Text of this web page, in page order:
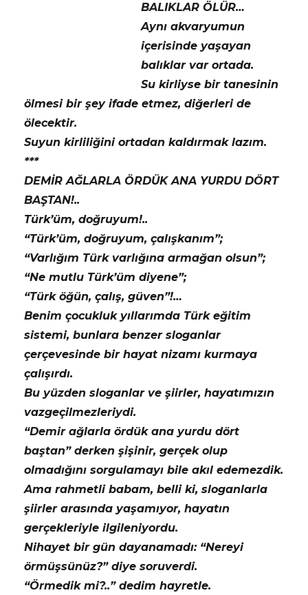
BALIKLAR ÖLÜR…
Aynı akvaryumun
içerisinde yaşayan
balıklar var ortada.
Su kirliyse bir tanesinin
ölmesi bir şey ifade etmez, diğerleri de
ölecektir.
Suyun kirliliğini ortadan kaldırmak lazım.
***
DEMİR AĞLARLA ÖRDÜK ANA YURDU DÖRT
BAŞTAN!..
Türk’üm, doğruyum!..
“Türk’üm, doğruyum, çalışkanım”;
“Varlığım Türk varlığına armağan olsun”;
“Ne mutlu Türk’üm diyene”;
“Türk öğün, çalış, güven”!…
Benim çocukluk yıllarımda Türk eğitim
sistemi, bunlara benzer sloganlar
çerçevesinde bir hayat nizamı kurmaya
çalışırdı.
Bu yüzden sloganlar ve şiirler, hayatımızın
vazgeçilmezleriydi.
“Demir ağlarla ördük ana yurdu dört
baştan” derken şişinir, gerçek olup
olmadığını sorgulamayı bile akıl edemezdik.
Ama rahmetli babam, belli ki, sloganlarla
şiirler arasında yaşamıyor, hayatın
gerçekleriyle ilgileniyordu.
Nihayet bir gün dayanamadı: “Nereyi
örmüşsünüz?” diye soruverdi.
“Örmedik mi?..” dedim hayretle.